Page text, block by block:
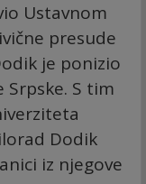
Ustavnom
presude
je ponizio
S tim
Dodik
iz njegove